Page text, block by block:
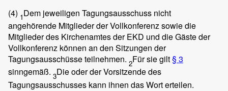
(4) 1Dem jeweiligen Tagungsausschuss nicht
angehörende Mitglieder der Vollkonferenz sowie die
Mitglieder des Kirchenamtes der EKD und die Gäste der
Vollkonferenz können an den Sitzungen der
Tagungsausschüsse teilnehmen. 2Für sie gilt§ 3
sinngemäß. 3Die oder der Vorsitzende des
Tagungsausschusses kann ihnen das Wort erteilen.